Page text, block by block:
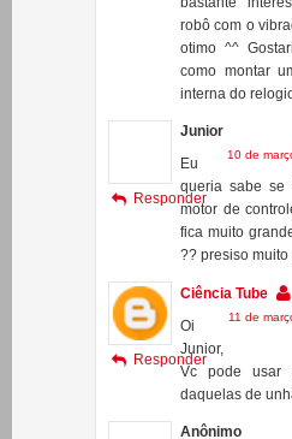
rei o blog
programa
bastante
robô com o
otimo ^^
como montar
interna do
Responder
Junior
10 de
Eu
queria sabe se
motor de
fica muito
?? presiso
Responder
Ciência Tube
11 de
Oi
Junior,
Vc pode usar